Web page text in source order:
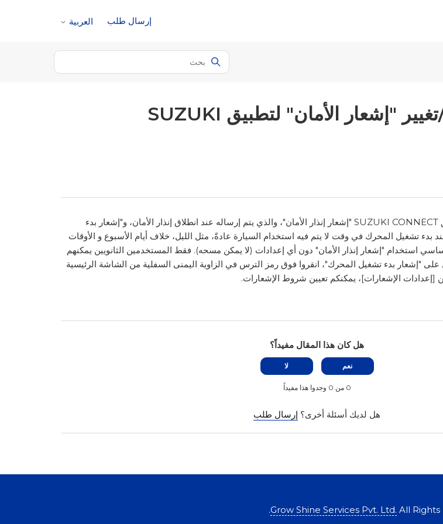
إرسال طلب العربية
سؤال. أريد تعيين/تغيير "إشعار الأمان" لتطبيق SUZUKI
هناك نوعان من إشعارات أمان تطبيق SUZUKI CONNECT "إشعار إنذار الأمان"، والذي يتم إرساله عند انطلاق إنذار الأمان، و"إشعار بدء
بدء تشغيل المحرك في وقت لا يتم فيه استخدام السيارة عادةً، مثل الليل، خلاف أيام الأسبوع و الأوقات
استخدام "إشعار إنذار الأمان" دون أي إعدادات (لا يمكن مسحه). فقط المستخدمين الثانويين يمكنهم
"إشعار بدء تشغيل المحرك"، انقروا فوق رمز الترس في الزاوية اليمنى السفلية من الشاشة الرئيسية
هل كان هذا المقال مفيداً؟
نعم لا
0 من 0 وجدوا هذا مفيداً
هل لديك أسئلة أخرى؟ إرسال طلب
Grow Shine Services Pvt. Ltd. All Rights